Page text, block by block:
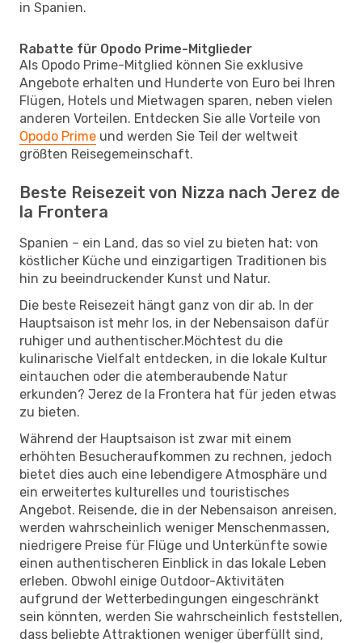
in Spanien.
Rabatte für Opodo Prime-Mitglieder
Als Opodo Prime-Mitglied können Sie exklusive
Angebote erhalten und Hunderte von Euro bei Ihren
Flügen, Hotels und Mietwagen sparen, neben vielen
anderen Vorteilen. Entdecken Sie alle Vorteile von
Opodo Prime und werden Sie Teil der weltweit
größten Reisegemeinschaft.
Beste Reisezeit von Nizza nach Jerez de
la Frontera
Spanien – ein Land, das so viel zu bieten hat: von
köstlicher Küche und einzigartigen Traditionen bis
hin zu beeindruckender Kunst und Natur.
Die beste Reisezeit hängt ganz von dir ab. In der
Hauptsaison ist mehr los, in der Nebensaison dafür
ruhiger und authentischer.Möchtest du die
kulinarische Vielfalt entdecken, in die lokale Kultur
eintauchen oder die atemberaubende Natur
erkunden? Jerez de la Frontera hat für jeden etwas
zu bieten.
Während der Hauptsaison ist zwar mit einem
erhöhten Besucheraufkommen zu rechnen, jedoch
bietet dies auch eine lebendigere Atmosphäre und
ein erweitertes kulturelles und touristisches
Angebot. Reisende, die in der Nebensaison anreisen,
werden wahrscheinlich weniger Menschenmassen,
niedrigere Preise für Flüge und Unterkünfte sowie
einen authentischeren Einblick in das lokale Leben
erleben. Obwohl einige Outdoor-Aktivitäten
aufgrund der Wetterbedingungen eingeschränkt
sein könnten, werden Sie wahrscheinlich feststellen,
dass beliebte Attraktionen weniger überfüllt sind,